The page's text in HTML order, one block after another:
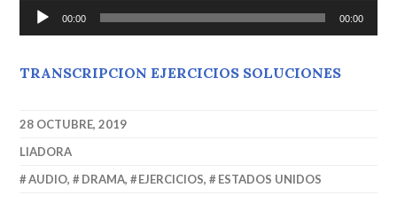
Reproductor
de
00:00 00:00
TRANSCRIPCION EJERCICIOS SOLUCIONES
28 OCTUBRE, 2019
LIADORA
AUDIO, DRAMA, EJERCICIOS, ESTADOS UNIDOS